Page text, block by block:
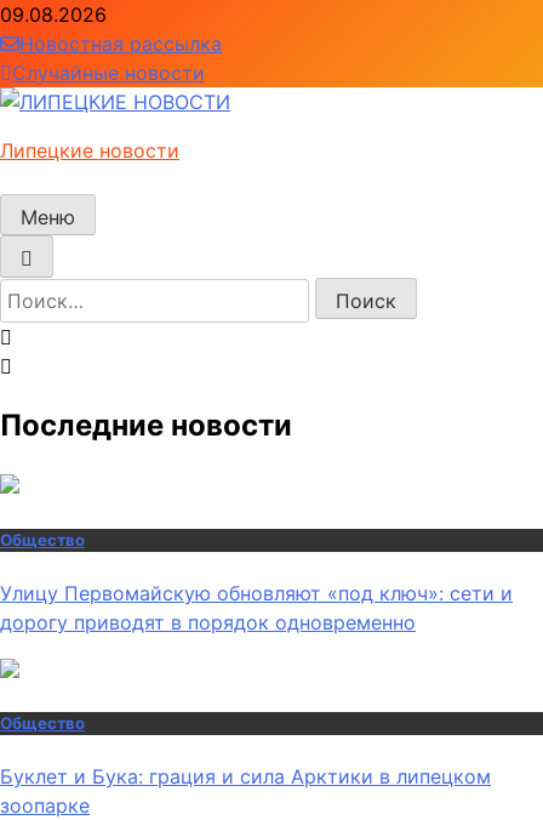
Перейти
к
содержимому
09.08.2026
Новостная рассылка
Случайные новости
Липецкие новости
Меню
Найти:
Последние новости
Общество
Улицу Первомайскую обновляют «под ключ»: сети и
дорогу приводят в порядок одновременно
Общество
Буклет и Бука: грация и сила Арктики в липецком
зоопарке